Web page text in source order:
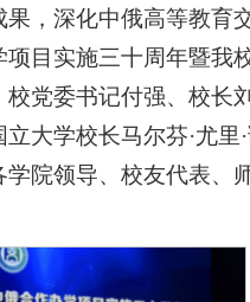
，深化中俄高等教育
目实施三十周年暨我
党委书记付强、校长
大学校长马尔芬·尤里
院领导、校友代表、